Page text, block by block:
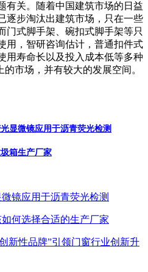
有关。随着中国建筑市场的日益
逐步淘汰出建筑市场，只在一些
门式脚手架、碗扣式脚手架等只
用，智研咨询估计，普通扣件式
用寿命长以及投入成本低等多种
市场，并有较大的发展空间。
显微镜应用于沥青荧光检测
箱生产厂家
镜应用于沥青荧光检测
何选择合适的生产厂家
新性品牌”引领门窗行业创新升